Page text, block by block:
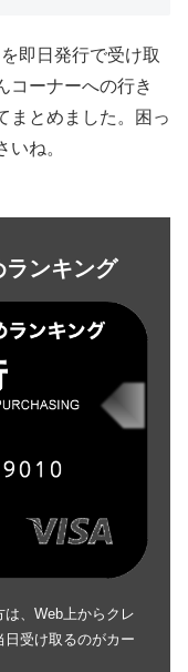
即日発行で受け取
コーナーへの行き
まとめました。困っ
ね。
ランキング
、Web上からクレ
受け取るのがカー